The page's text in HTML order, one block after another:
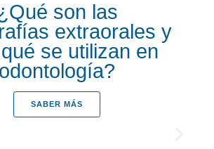
son las
extraorales y
se utilizan en
odontología?
SABER MÁS